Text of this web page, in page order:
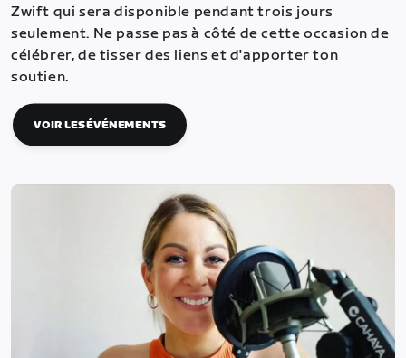
Zwift qui sera disponible pendant trois jours
seulement. Ne passe pas à côté de cette occasion de
célébrer, de tisser des liens et d'apporter ton
soutien.
VOIR LES ÉVÉNEMENTS